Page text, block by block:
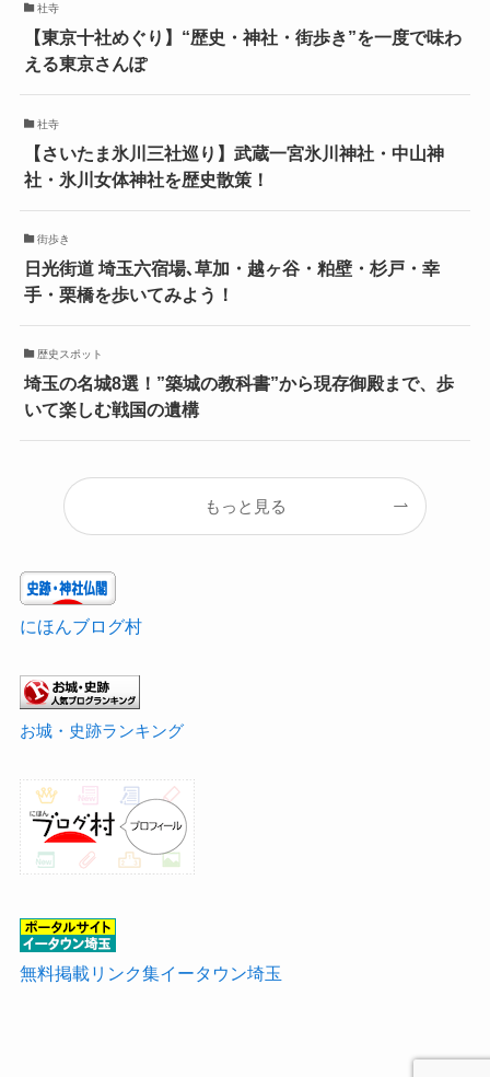
社寺
【東京十社めぐり】“歴史・神社・街歩き”を一度で味わ
える東京さんぽ
社寺
【さいたま氷川三社巡り】武蔵一宮氷川神社・中山神
社・氷川女体神社を歴史散策！
街歩き
日光街道 埼玉六宿場､草加・越ヶ谷・粕壁・杉戸・幸
手・栗橋を歩いてみよう！
歴史スポット
埼玉の名城8選！”築城の教科書”から現存御殿まで、歩
いて楽しむ戦国の遺構
もっと見る
にほんブログ村
お城・史跡ランキング
無料掲載リンク集イータウン埼玉